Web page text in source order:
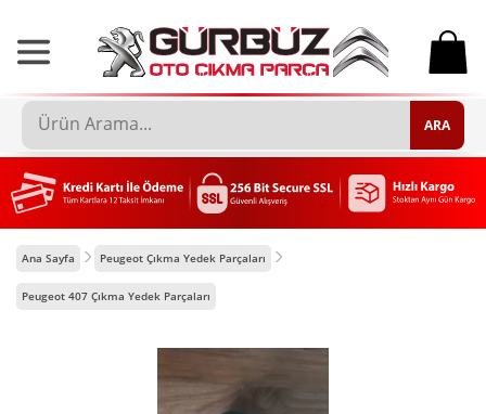
0
ARA
Ana Sayfa Peugeot Çıkma Yedek Parçaları
Peugeot 407 Çıkma Yedek Parçaları